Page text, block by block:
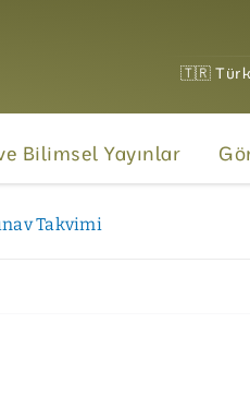
🇹🇷
Bilimsel Yayınlar
Takvimi